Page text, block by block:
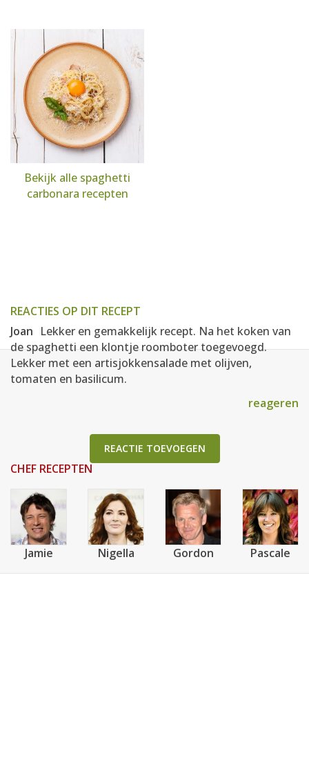
Bekijk alle spaghetti
carbonara recepten
REACTIES OP DIT RECEPT
Joan Lekker en gemakkelijk recept. Na het koken van
de spaghetti een klontje roomboter toegevoegd.
Lekker met een artisjokkensalade met olijven,
tomaten en basilicum.
reageren
REACTIE TOEVOEGEN
CHEF RECEPTEN
Jamie Nigella Gordon Pascale